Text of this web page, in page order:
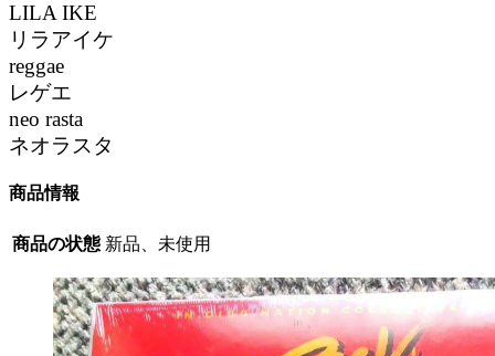
LILA IKE
リラアイケ
reggae
レゲエ
neo rasta
ネオラスタ
商品情報
商品の状態 新品、未使用